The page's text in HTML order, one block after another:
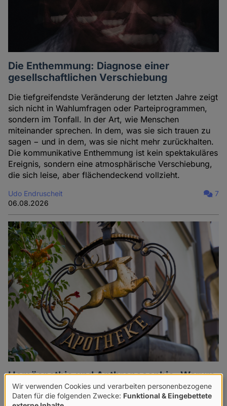
Die Enthemmung: Diagnose einer
gesellschaftlichen Verschiebung
Die tiefgreifendste Veränderung der letzten Jahre zeigt
sich nicht in Wahlumfragen oder Parteiprogrammen,
sondern im Tonfall. In der Art, wie Menschen
miteinander sprechen. In dem, was sie sich trauen zu
sagen − und in dem, was sie nicht mehr zurückhalten.
Die kommunikative Enthemmung ist kein spektakuläres
Ereignis, sondern eine atmosphärische Verschiebung,
die sich leise, aber flächendeckend vollzieht.
Udo Endruscheit
06.08.2026
7
Homöopathie und Anthroposophie: Warum
es nicht ausreicht, die
Erstattungsmöglichkeit aus dem SGB V zu
Verwendung
Wir verwenden Cookies und verarbeiten personenbezogene
Daten für die folgenden Zwecke: Funktional & Eingebettete